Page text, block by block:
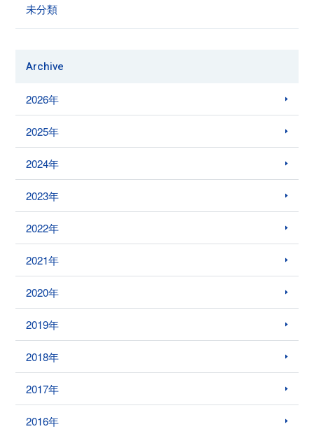
未分類
Archive
2026年
2025年
2024年
2023年
2022年
2021年
2020年
2019年
2018年
2017年
2016年